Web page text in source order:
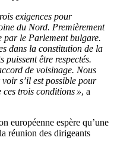
exigences pour
du Nord. Premièrement
par le Parlement bulgare.
dans la constitution de la
être respectés.
de voisinage. Nous
s’il est possible pour
trois conditions », a
européenne espère qu’une
réunion des dirigeants